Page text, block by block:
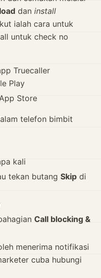
dan install
ialah cara untuk
untuk check no
Truecaller
Play
Store
telefon bimbit
kali
tekan butang Skip di
Call blocking &
menerima notifikasi
cuba hubungi